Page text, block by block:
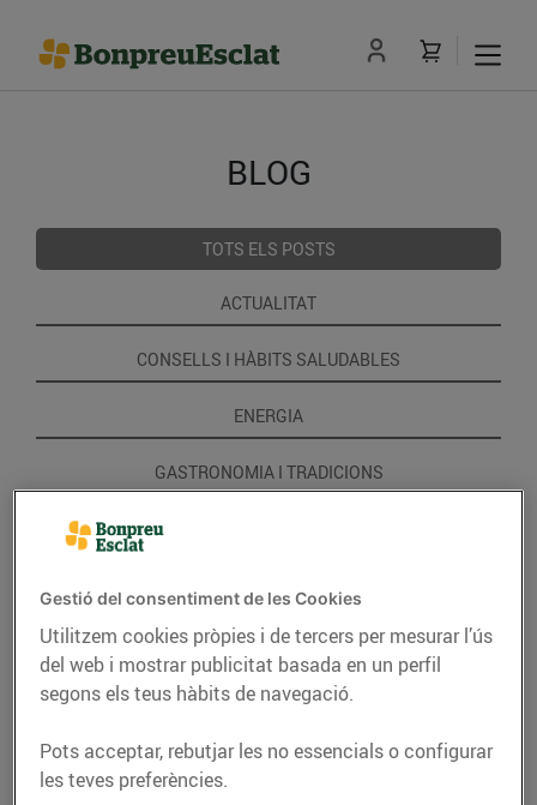
BLOG
TOTS ELS POSTS
ACTUALITAT
CONSELLS I HÀBITS SALUDABLES
ENERGIA
GASTRONOMIA I TRADICIONS
Gestió del consentiment de les Cookies
Utilitzem cookies pròpies i de tercers per mesurar l’ús
del web i mostrar publicitat basada en un perfil
segons els teus hàbits de navegació.
Pots acceptar, rebutjar les no essencials o configurar
les teves preferències.